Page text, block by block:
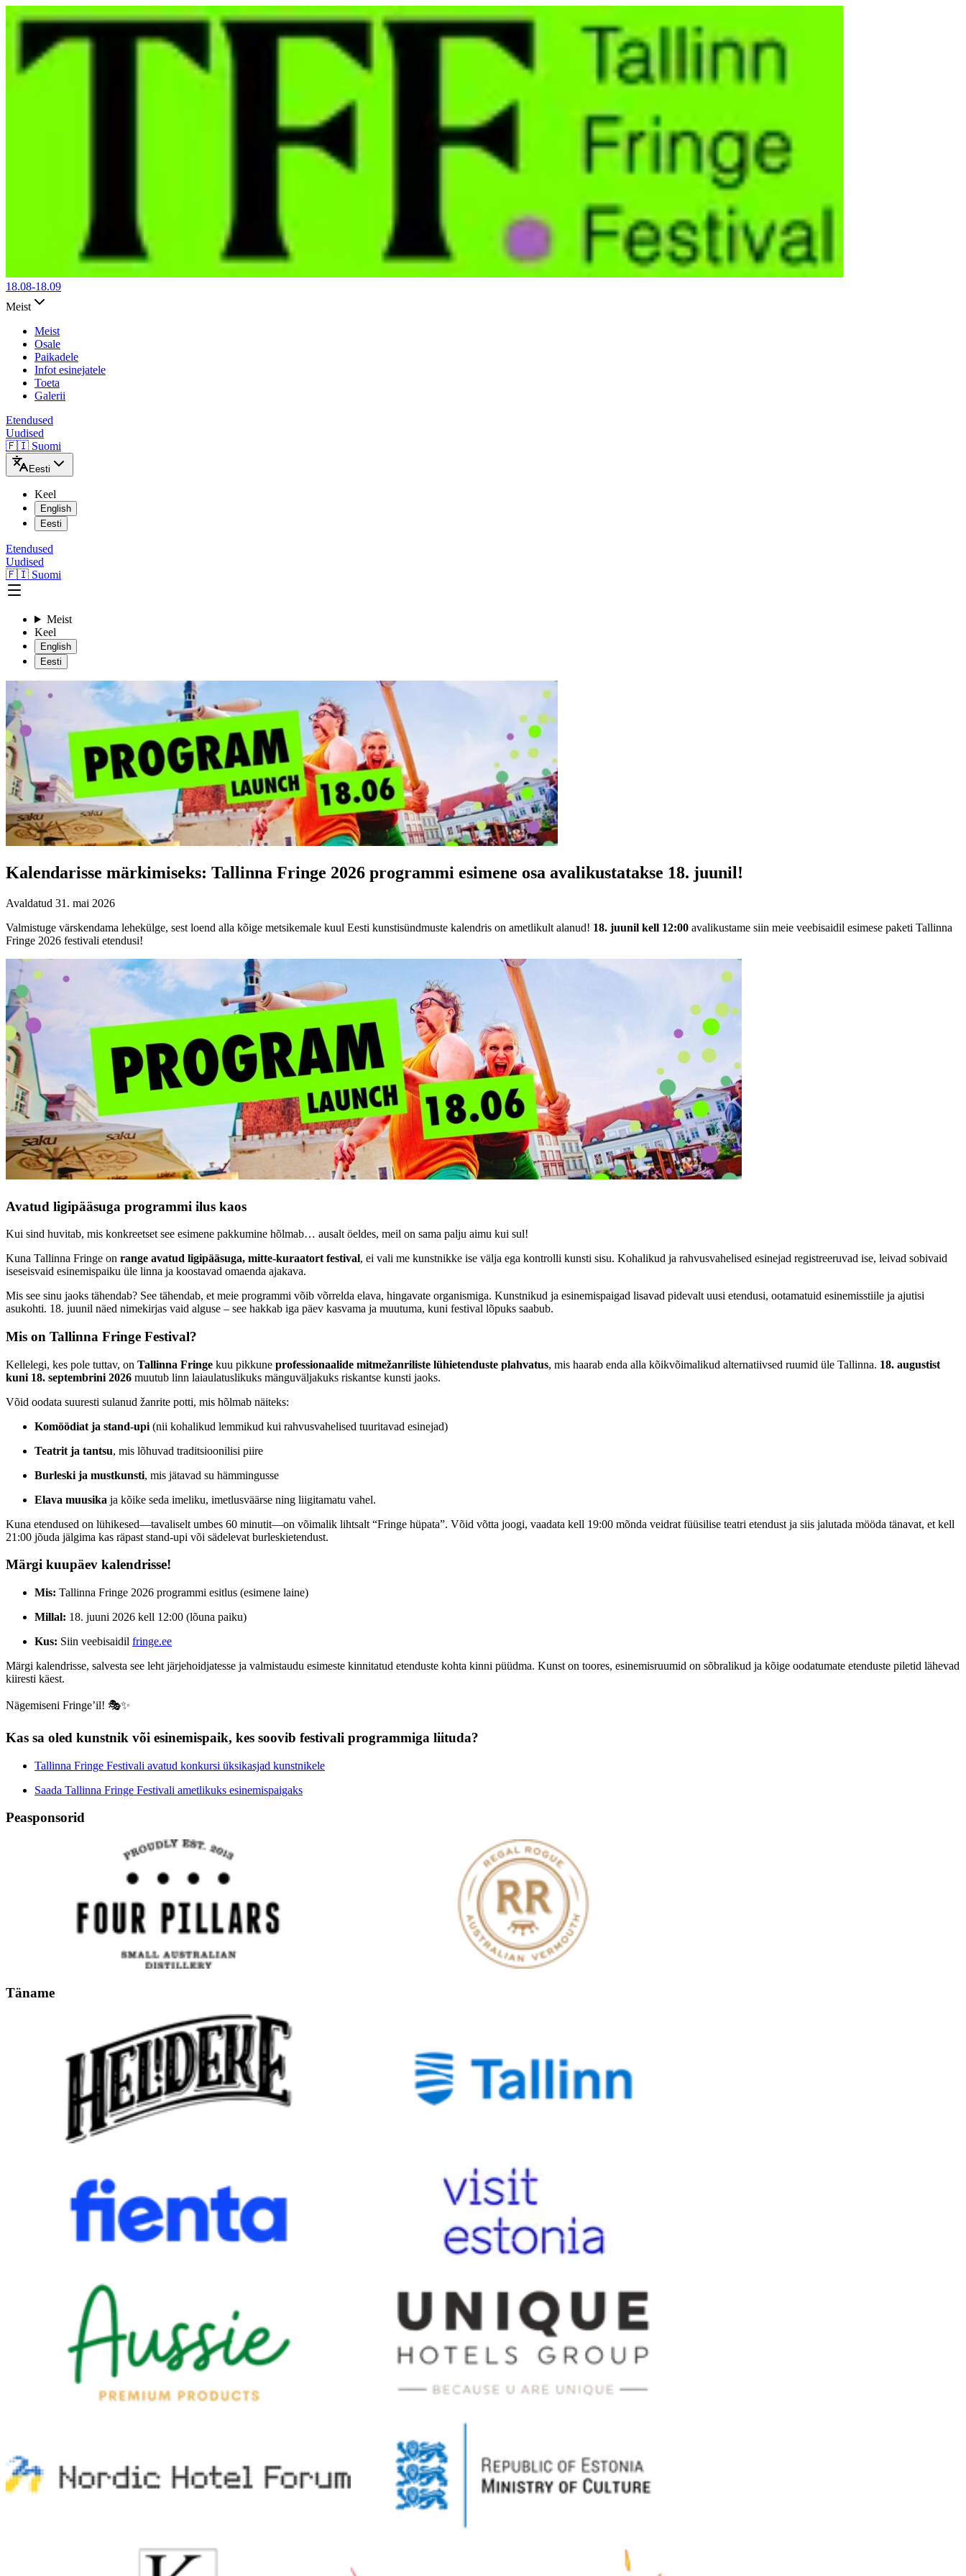
18.08-18.09
Meist
Meist
Osale
Paikadele
Infot esinejatele
Toeta
Galerii
Etendused
Uudised
🇫🇮 Suomi
Eesti
Keel
English
Eesti
Etendused
Uudised
🇫🇮 Suomi
Meist
Keel
English
Eesti
Kalendarisse märkimiseks: Tallinna Fringe 2026 programmi esimene osa avalikustatakse 18. juunil!
Avaldatud 31. mai 2026
Valmistuge värskendama lehekülge, sest loend alla kõige metsikemale kuul Eesti kunstisündmuste kalendris on ametlikult alanud! 18. juunil kell 12:00 avalikustame siin meie veebisaidil esimese paketi Tallinna
Fringe 2026 festivali etendusi!
Avatud ligipääsuga programmi ilus kaos
Kui sind huvitab, mis konkreetset see esimene pakkumine hõlmab… ausalt öeldes, meil on sama palju aimu kui sul!
Kuna Tallinna Fringe on range avatud ligipääsuga, mitte-kuraatort festival, ei vali me kunstnikke ise välja ega kontrolli kunsti sisu. Kohalikud ja rahvusvahelised esinejad registreeruvad ise, leivad sobivaid
iseseisvaid esinemispaiku üle linna ja koostavad omaenda ajakava.
Mis see sinu jaoks tähendab? See tähendab, et meie programmi võib võrrelda elava, hingavate organismiga. Kunstnikud ja esinemispaigad lisavad pidevalt uusi etendusi, ootamatuid esinemisstiile ja ajutisi
asukohti. 18. juunil näed nimekirjas vaid alguse – see hakkab iga päev kasvama ja muutuma, kuni festival lõpuks saabub.
Mis on Tallinna Fringe Festival?
Kellelegi, kes pole tuttav, on Tallinna Fringe kuu pikkune professionaalide mitmežanriliste lühietenduste plahvatus, mis haarab enda alla kõikvõimalikud alternatiivsed ruumid üle Tallinna. 18. augustist
kuni 18. septembrini 2026 muutub linn laiaulatuslikuks mänguväljakuks riskantse kunsti jaoks.
Võid oodata suuresti sulanud žanrite potti, mis hõlmab näiteks:
Komöödiat ja stand-upi (nii kohalikud lemmikud kui rahvusvahelised tuuritavad esinejad)
Teatrit ja tantsu, mis lõhuvad traditsioonilisi piire
Burleski ja mustkunsti, mis jätavad su hämmingusse
Elava muusika ja kõike seda imeliku, imetlusväärse ning liigitamatu vahel.
Kuna etendused on lühikesed—tavaliselt umbes 60 minutit—on võimalik lihtsalt “Fringe hüpata”. Võid võtta joogi, vaadata kell 19:00 mõnda veidrat füüsilise teatri etendust ja siis jalutada mööda tänavat, et kell
21:00 jõuda jälgima kas räpast stand-upi või sädelevat burleskietendust.
Märgi kuupäev kalendrisse!
Mis: Tallinna Fringe 2026 programmi esitlus (esimene laine)
Millal: 18. juuni 2026 kell 12:00 (lõuna paiku)
Kus: Siin veebisaidil fringe.ee
Märgi kalendrisse, salvesta see leht järjehoidjatesse ja valmistaudu esimeste kinnitatud etenduste kohta kinni püüdma. Kunst on toores, esinemisruumid on sõbralikud ja kõige oodatumate etenduste piletid lähevad
kiiresti käest.
Nägemiseni Fringe’il! 🎭✨
Kas sa oled kunstnik või esinemispaik, kes soovib festivali programmiga liituda?
Tallinna Fringe Festivali avatud konkursi üksikasjad kunstnikele
Saada Tallinna Fringe Festivali ametlikuks esinemispaigaks
Peasponsorid
Täname